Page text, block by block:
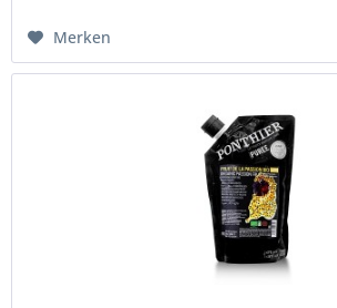
Merken